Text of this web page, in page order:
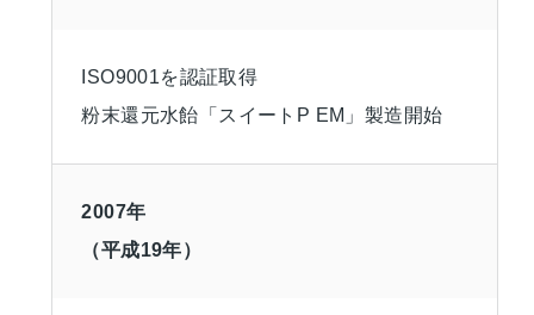
ISO9001を認証取得
粉末還元水飴「スイートP EM」製造開始
2007年
（平成19年）